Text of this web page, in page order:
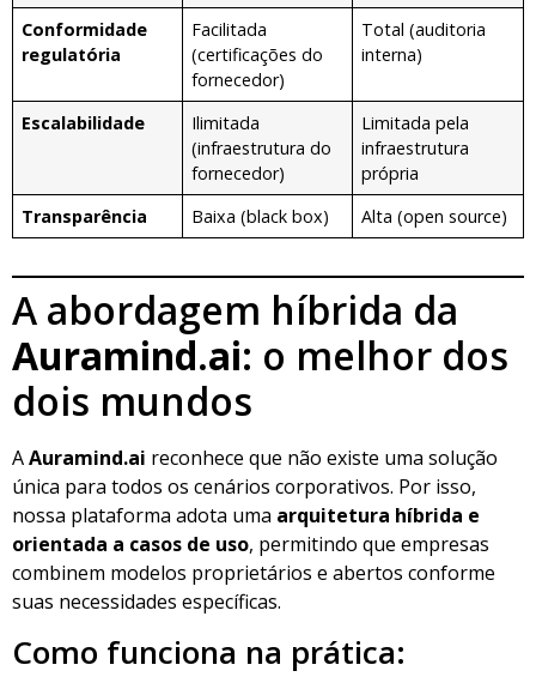
Conformidade
regulatória
Facilitada
(certificações do
fornecedor)
Total (auditoria
interna)
Escalabilidade
Ilimitada
(infraestrutura do
fornecedor)
Limitada pela
infraestrutura
própria
Transparência
Baixa (black box) Alta (open source)
A abordagem híbrida da
Auramind.ai: o melhor dos
dois mundos
AAuramind.ai reconhece que não existe uma solução
única para todos os cenários corporativos. Por isso,
nossa plataforma adota uma arquitetura híbrida e
orientada a casos de uso, permitindo que empresas
combinem modelos proprietários e abertos conforme
suas necessidades específicas.
Como funciona na prática: